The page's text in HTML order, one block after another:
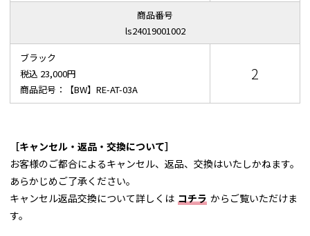
商品番号
ls24019001002
ブラック
税込 23,000円
商品記号：【BW】RE-AT-03A
2
［キャンセル・返品・交換について］
お客様のご都合によるキャンセル、返品、交換はいたしかねます。
あらかじめご了承ください。
キャンセル返品交換について詳しくは コチラ からご覧いただけま
す。